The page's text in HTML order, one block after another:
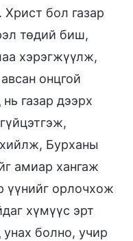
бол газар
төдий биш,
хэрэгжүүлж,
онцгой
газар дээрх
Бурханы
амиар хангаж
үүнийг орлочхож
хүмүүс эрт
унах болно, учир